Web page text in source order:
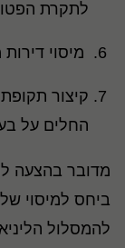
לתקרת
מיסוי
קיצור
החלים על
מדובר בהצעה
ביחס למיסוי
להמסלול